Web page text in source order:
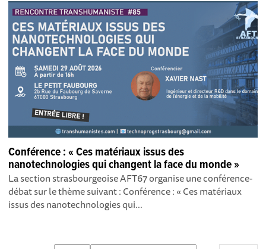
Conférence : « Ces matériaux issus des
nanotechnologies qui changent la face du monde »
La section strasbourgeoise AFT67 organise une conférence-
débat sur le thème suivant : Conférence : « Ces matériaux
issus des nanotechnologies qui...